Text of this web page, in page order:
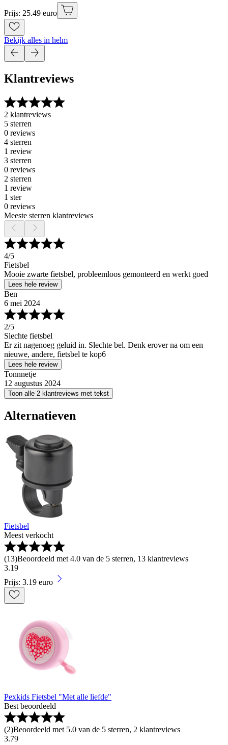
Prijs: 25.49 euro
Bekijk alles in helm
Klantreviews
2 klantreviews
5 sterren
0 reviews
4 sterren
1 review
3 sterren
0 reviews
2 sterren
1 review
1 ster
0 reviews
Meeste sterren klantreviews
4/5
Fietsbel
Mooie zwarte fietsbel, probleemloos gemonteerd en werkt goed
Lees hele review
Ben
6 mei 2024
2/5
Slechte fietsbel
Er zit nagenoeg geluid in. Slechte bel. Denk erover na om een
nieuwe, andere, fietsbel te kop6
Lees hele review
Tonnnetje
12 augustus 2024
Toon alle 2 klantreviews met tekst
Alternatieven
Fietsbel
Meest verkocht
(13)Beoordeeld met 4.0 van de 5 sterren, 13 klantreviews
3.19
Prijs: 3.19 euro
Pexkids Fietsbel "Met alle liefde"
Best beoordeeld
(2)Beoordeeld met 5.0 van de 5 sterren, 2 klantreviews
3.79